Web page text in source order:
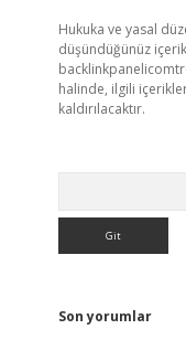
Hukuka ve yasal
düşündüğünüz
halinde, ilgili
kaldırılacaktır.
Son yorumlar